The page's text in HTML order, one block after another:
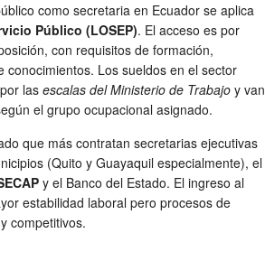
como secretaria en Ecuador se aplica
Público (LOSEP). El acceso es por
con requisitos de formación,
conocimientos. Los sueldos en el sector
las escalas del Ministerio de Trabajo y van
el grupo ocupacional asignado.
que más contratan secretarias ejecutivas
(Quito y Guayaquil especialmente), el
y el Banco del Estado. El ingreso al
estabilidad laboral pero procesos de
competitivos.